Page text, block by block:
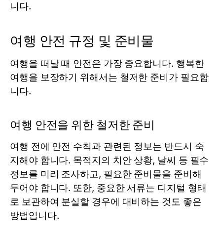
니다.
여행 안전 규정 및 준비물
여행을 떠날 때 안전은 가장 중요합니다. 행복한
여행을 보장하기 위해서는 철저한 준비가 필요합
니다.
여행 안전을 위한 철저한 준비
여행 전에 안전 수칙과 관련된 정보는 반드시 숙
지해야 합니다. 목적지의 치안 상황, 날씨 등 필수
정보를 미리 조사하고, 필요한 준비물을 준비해
두어야 합니다. 또한, 중요한 서류는 디지털 형태
로 보관하여 분실할 경우에 대비하는 것도 좋은
방법입니다.